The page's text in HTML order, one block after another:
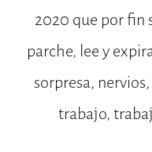
2020 que por fin
parche, lee y
sorpresa,
trabajo,